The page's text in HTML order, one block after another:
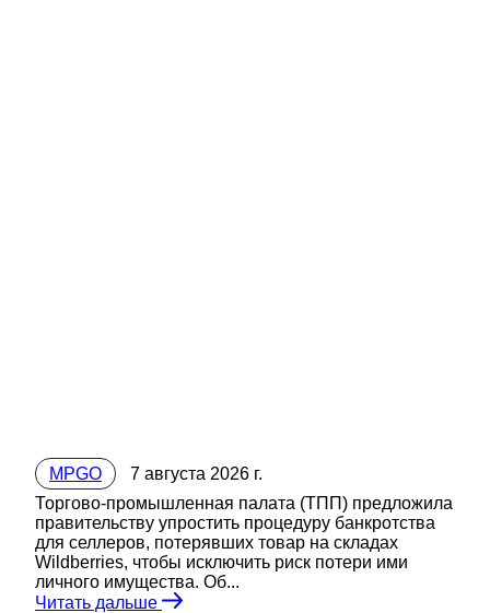
MPGO
7 августа 2026 г.
Торгово-промышленная палата (ТПП) предложила
правительству упростить процедуру банкротства
для селлеров, потерявших товар на складах
Wildberries, чтобы исключить риск потери ими
личного имущества. Об...
Читать дальше